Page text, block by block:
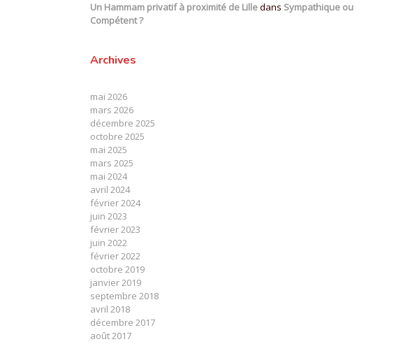
Un Hammam privatif à proximité de Lilledans Sympathique ou
Compétent ?
Archives
mai 2026
mars 2026
décembre 2025
octobre 2025
mai 2025
mars 2025
mai 2024
avril 2024
février 2024
juin 2023
février 2023
juin 2022
février 2022
octobre 2019
janvier 2019
septembre 2018
avril 2018
décembre 2017
août 2017